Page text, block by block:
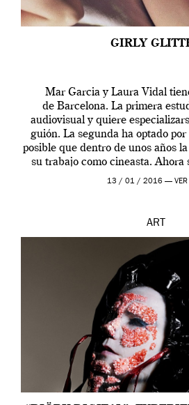
GIRLY
Mar Garcia y Laura Vidal
de Barcelona. La primera
audiovisual y quiere
guión. La segunda ha optado
posible que dentro de unos años
su trabajo como cineasta. Ahora
contarnos una
13 / 01 / 2016 —
ART